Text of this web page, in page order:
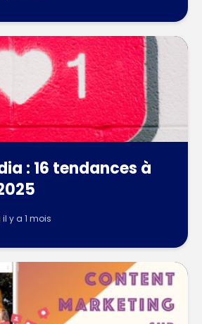
: 16 tendances à
il y a 1 mois